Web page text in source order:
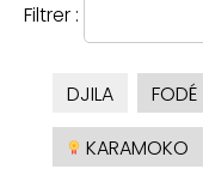
Filtrer :
DJILA FODÉ
KARAMOKO